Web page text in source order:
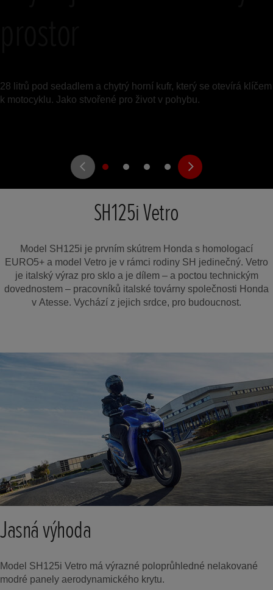
28 litrů pod sedadlem a chytrý horní kufr, který se otevírá klíčem
k motocyklu. Jako stvořené pro život v pohybu.
SH125i Vetro
Model SH125i je prvním skútrem Honda s homologací
EURO5+ a model Vetro je v rámci rodiny SH jedinečný. Vetro
je italský výraz pro sklo a je dílem – a poctou technickým
dovednostem – pracovníků italské továrny společnosti Honda
v Atesse. Vychází z jejich srdce, pro budoucnost.
Jasná výhoda
Model SH125i Vetro má výrazné poloprůhledné nelakované
modré panely aerodynamického krytu.